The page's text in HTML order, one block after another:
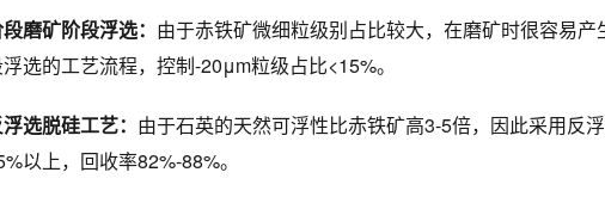
磨矿阶段浮选： 由于赤铁矿微细粒级别占比较大，在磨矿时很容易
选的工艺流程，控制-20μm粒级占比<15%。
选脱硅工艺： 由于石英的天然可浮性比赤铁矿高3-5倍，因此采用反
以上，回收率82%-88%。